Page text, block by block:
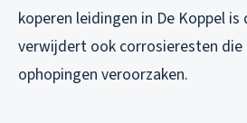
koperen leidingen in De Koppel
verwijdert ook corrosieresten die
ophopingen veroorzaken.